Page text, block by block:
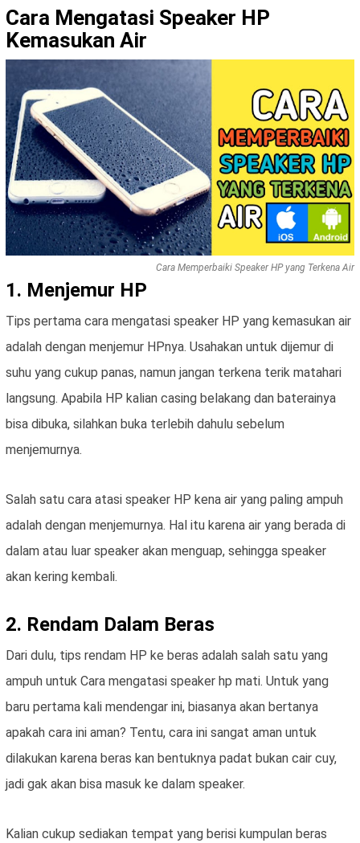
Cara Mengatasi Speaker HP
Kemasukan Air
Cara Memperbaiki Speaker HP yang Terkena Air
1. Menjemur HP
Tips pertama cara mengatasi speaker HP yang kemasukan air
adalah dengan menjemur HPnya. Usahakan untuk dijemur di
suhu yang cukup panas, namun jangan terkena terik matahari
langsung. Apabila HP kalian casing belakang dan baterainya
bisa dibuka, silahkan buka terlebih dahulu sebelum
menjemurnya.
Salah satu cara atasi speaker HP kena air yang paling ampuh
adalah dengan menjemurnya. Hal itu karena air yang berada di
dalam atau luar speaker akan menguap, sehingga speaker
akan kering kembali.
2. Rendam Dalam Beras
Dari dulu, tips rendam HP ke beras adalah salah satu yang
ampuh untuk Cara mengatasi speaker hp mati. Untuk yang
baru pertama kali mendengar ini, biasanya akan bertanya
apakah cara ini aman? Tentu, cara ini sangat aman untuk
dilakukan karena beras kan bentuknya padat bukan cair cuy,
jadi gak akan bisa masuk ke dalam speaker.
Kalian cukup sediakan tempat yang berisi kumpulan beras